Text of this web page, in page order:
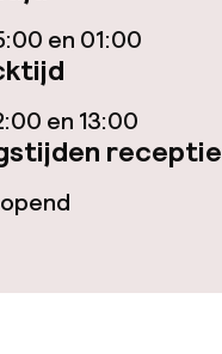
en 01:00
en 13:00
receptie